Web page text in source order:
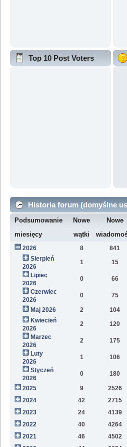
Top 10 Post Voters
Historia forum (domyślne
Podsumowanie
miesięcy
Nowe
wątki
Nowe
2026 8 841
Sierpień
2026
1 15
Lipiec
2026
0 66
Czerwiec
2026
0 75
Maj 2026 2 104
Kwiecień
2026
2 120
Marzec
2026
2 175
Luty
2026
1 106
Styczeń
2026
0 180
2025 9 2526
2024
42 2715
2023
24 4139
2022
40 4264
2021
46 4502